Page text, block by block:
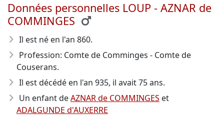
Données personnelles LOUP - AZNAR de
COMMINGES
Il est né en l'an 860.
Profession: Comte de Comminges - Comte de
Couserans.
Il est décédé en l'an 935, il avait 75 ans.
Un enfant deAZNAR de COMMINGES et
ADALGUNDE d'AUXERRE